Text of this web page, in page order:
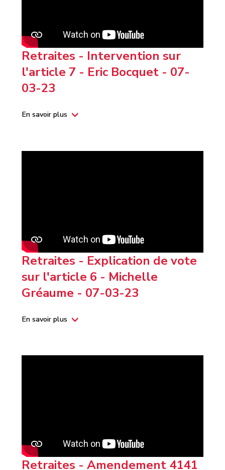
Retraites - Intervention sur
l'article 7 - Eric Bocquet - 07-
03-23
En savoir plus
Retraites - Explication de vote
sur l'article 6 - Michelle
Gréaume - 07-03-23
En savoir plus
Retraites - Amendement 4141